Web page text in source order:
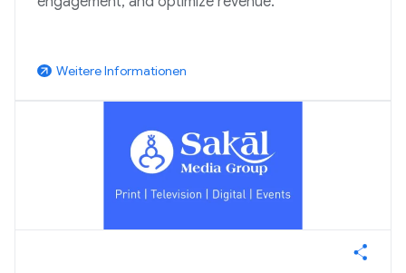
arrow_outward Weitere Informationen